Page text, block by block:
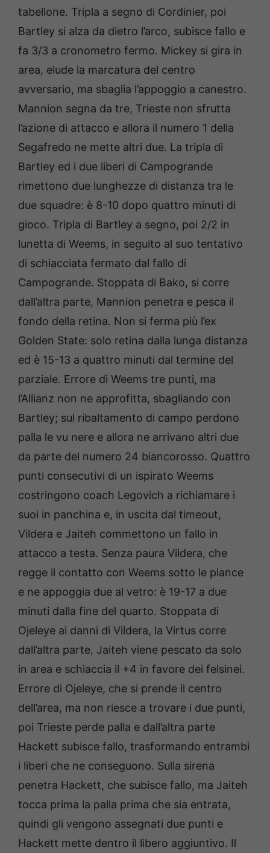
tabellone. Tripla a segno di Cordinier, poi
Bartley si alza da dietro l’arco, subisce fallo e
fa 3/3 a cronometro fermo. Mickey si gira in
area, elude la marcatura del centro
avversario, ma sbaglia l’appoggio a canestro.
Mannion segna da tre, Trieste non sfrutta
l’azione di attacco e allora il numero 1 della
Segafredo ne mette altri due. La tripla di
Bartley ed i due liberi di Campogrande
rimettono due lunghezze di distanza tra le
due squadre: è 8-10 dopo quattro minuti di
gioco. Tripla di Bartley a segno, poi 2/2 in
lunetta di Weems, in seguito al suo tentativo
di schiacciata fermato dal fallo di
Campogrande. Stoppata di Bako, si corre
dall’altra parte, Mannion penetra e pesca il
fondo della retina. Non si ferma più l’ex
Golden State: solo retina dalla lunga distanza
ed è 15-13 a quattro minuti dal termine del
parziale. Errore di Weems tre punti, ma
l’Allianz non ne approfitta, sbagliando con
Bartley; sul ribaltamento di campo perdono
palla le vu nere e allora ne arrivano altri due
da parte del numero 24 biancorosso. Quattro
punti consecutivi di un ispirato Weems
costringono coach Legovich a richiamare i
suoi in panchina e, in uscita dal timeout,
Vildera e Jaiteh commettono un fallo in
attacco a testa. Senza paura Vildera, che
regge il contatto con Weems sotto le plance
e ne appoggia due al vetro: è 19-17 a due
minuti dalla fine del quarto. Stoppata di
Ojeleye ai danni di Vildera, la Virtus corre
dall’altra parte, Jaiteh viene pescato da solo
in area e schiaccia il +4 in favore dei felsinei.
Errore di Ojeleye, che si prende il centro
dell’area, ma non riesce a trovare i due punti,
poi Trieste perde palla e dall’altra parte
Hackett subisce fallo, trasformando entrambi
i liberi che ne conseguono. Sulla sirena
penetra Hackett, che subisce fallo, ma Jaiteh
tocca prima la palla prima che sia entrata,
quindi gli vengono assegnati due punti e
Hackett mette dentro il libero aggiuntivo. Il